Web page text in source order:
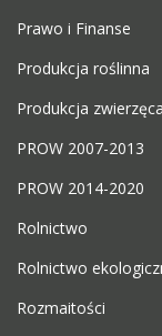
Prawo i Finanse
Produkcja roślinna
Produkcja zwierzęca
PROW 2007-2013
PROW 2014-2020
Rolnictwo
Rolnictwo
Rozmaitości